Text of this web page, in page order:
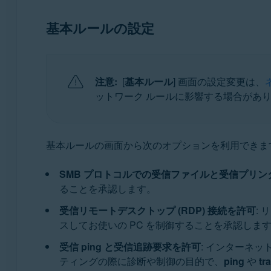
基本ルールの設定
注意: [基本ルール] 画面の設定変更は、
ットワーク ルールに影響する場合があ
基本ルールの画面から次のオプションを利用でき
SMB プロトコルでの受信ファイルと受信プリ
ることを承認します。
受信リモートデスクトップ (RDP) 接続を許可:
スしてお使いの PC を制御することを承認しま
受信 ping と受信追跡要求を許可: インターネッ
ティングの際に診断や制御の目的で、 ping や